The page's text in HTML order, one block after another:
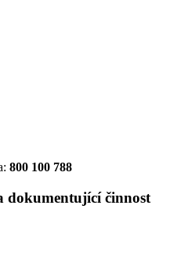
800 100 788
dokumentující činnost